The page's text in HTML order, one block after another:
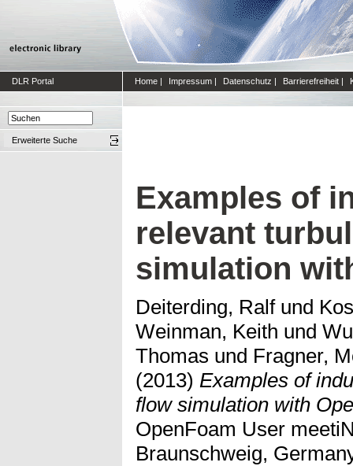
DLR Portal Home | Impressum | Datenschutz | Barrierefreiheit |
Erweiterte Suche
Examples of
relevant
simulation
Deiterding, Ralfund
Weinman, Keith und
Thomas und Fragner,
(2013) Examples of
flow simulation with
OpenFoam User
Braunschweig,